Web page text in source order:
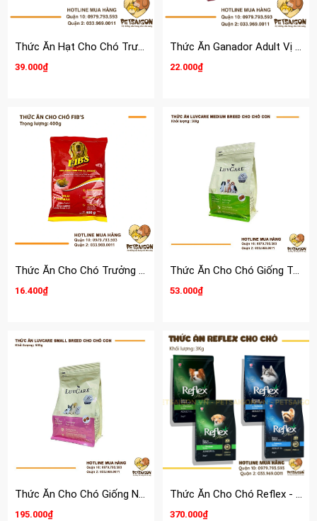
Thức Ăn Hạt Cho Chó Trưởng Thành Zoi Dog
39.000₫
Thức Ăn Ganador Adult Vị Bò Nướng
22.000₫
Thức Ăn Cho Chó Trưởng Thành Fib's
16.400₫
Thức Ăn Cho Chó Giống Trung LuvCare Medium Breed
53.000₫
Thức Ăn Cho Chó Giống Nhỏ Luvcare Small Breed
195.000₫
Thức Ăn Cho Chó Reflex - 3Kg
370.000₫